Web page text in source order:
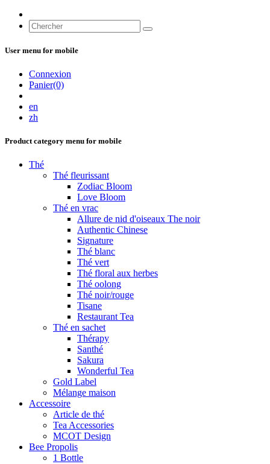
User menu for mobile
Connexion
Panier(0)
en
zh
Product category menu for mobile
Thé
Thé fleurissant
Zodiac Bloom
Love Bloom
Thé en vrac
Allure de nid d'oiseaux The noir
Authentic Chinese
Signature
Thé blanc
Thé vert
Thé floral aux herbes
Thé oolong
Thé noir/rouge
Tisane
Restaurant Tea
Thé en sachet
Thérapy
Santhé
Sakura
Wonderful Tea
Gold Label
Mélange maison
Accessoire
Article de thé
Tea Accessories
MCOT Design
Bee Propolis
1 Bottle